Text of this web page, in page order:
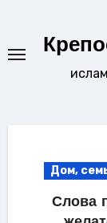
содержанию
Дом,
Слова